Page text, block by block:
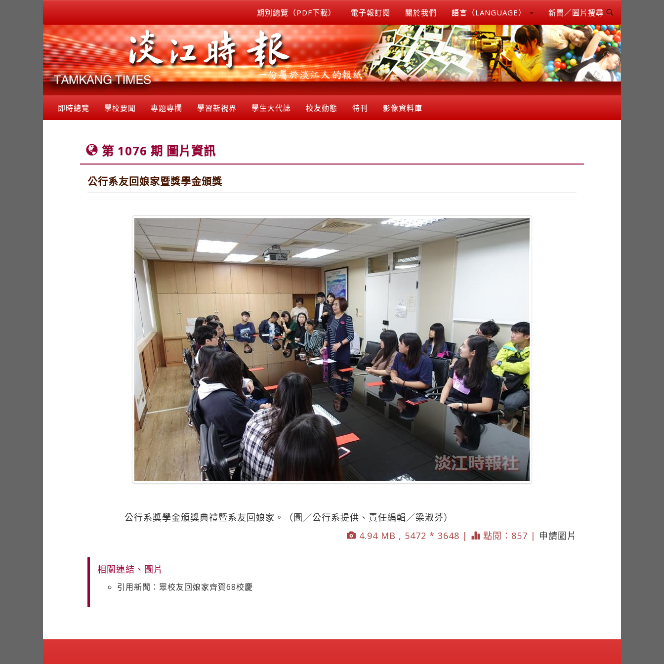
期別總覽（PDF下載） 電子報訂閱 關於我們 語言（LANGUAGE） 新聞／圖片搜尋
即時總覽 學校要聞 專題專欄 學習新視界 學生大代誌 校友動態 特刊 影像資料庫
第 1076 期 圖片資訊
公行系友回娘家暨獎學金頒獎
公行系獎學金頒獎典禮暨系友回娘家。（圖／公行系提供、責任編輯／梁淑芬）
4.94 MB , 5472 * 3648 |
點閱：857 | 申請圖片
相關連結、圖片
引用新聞：眾校友回娘家齊賀68校慶